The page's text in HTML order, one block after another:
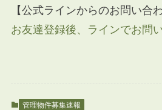
【公式ラインからのお問い合
お友達登録後、ラインでお問
管理物件募集速報